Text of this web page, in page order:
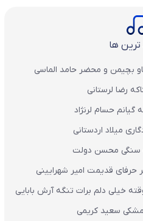
ها
بچیمن و محضر حامد الماسی
رضا لرستانی
حسام لرنژاد
میلاد اردستانی
سنگی محسن دولت
حرفای قدیمت امیر شهرایینی
خیلی دلم برات تنگه آرش بابایی